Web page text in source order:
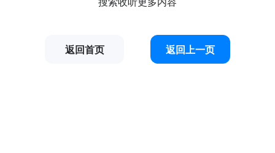
返回首页 返回上一页